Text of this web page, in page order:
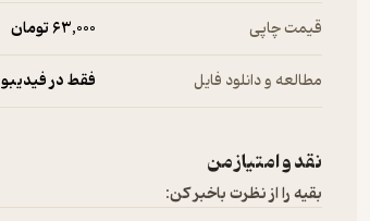
قیمت چاپی 63,000 تومان
مطالعه و دانلود فایل فقط در فیدیبو
نقد و امتیاز من
بقیه را از نظرت باخبر کن: